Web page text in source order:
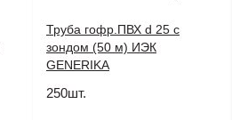
Труба гофр.ПВХ d 25 с
зондом (50 м) ИЭК
GENERIKA
250шт.